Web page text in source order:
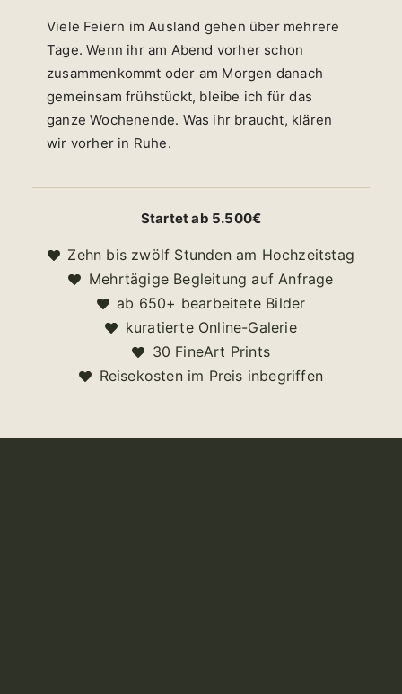
Viele Feiern im Ausland gehen über mehrere
Tage. Wenn ihr am Abend vorher schon
zusammenkommt oder am Morgen danach
gemeinsam frühstückt, bleibe ich für das
ganze Wochenende. Was ihr braucht, klären
wir vorher in Ruhe.
Startet ab 5.500€
Zehn bis zwölf Stunden am Hochzeitstag
Mehrtägige Begleitung auf Anfrage
ab 650+ bearbeitete Bilder
kuratierte Online-Galerie
30 FineArt Prints
Reisekosten im Preis inbegriffen